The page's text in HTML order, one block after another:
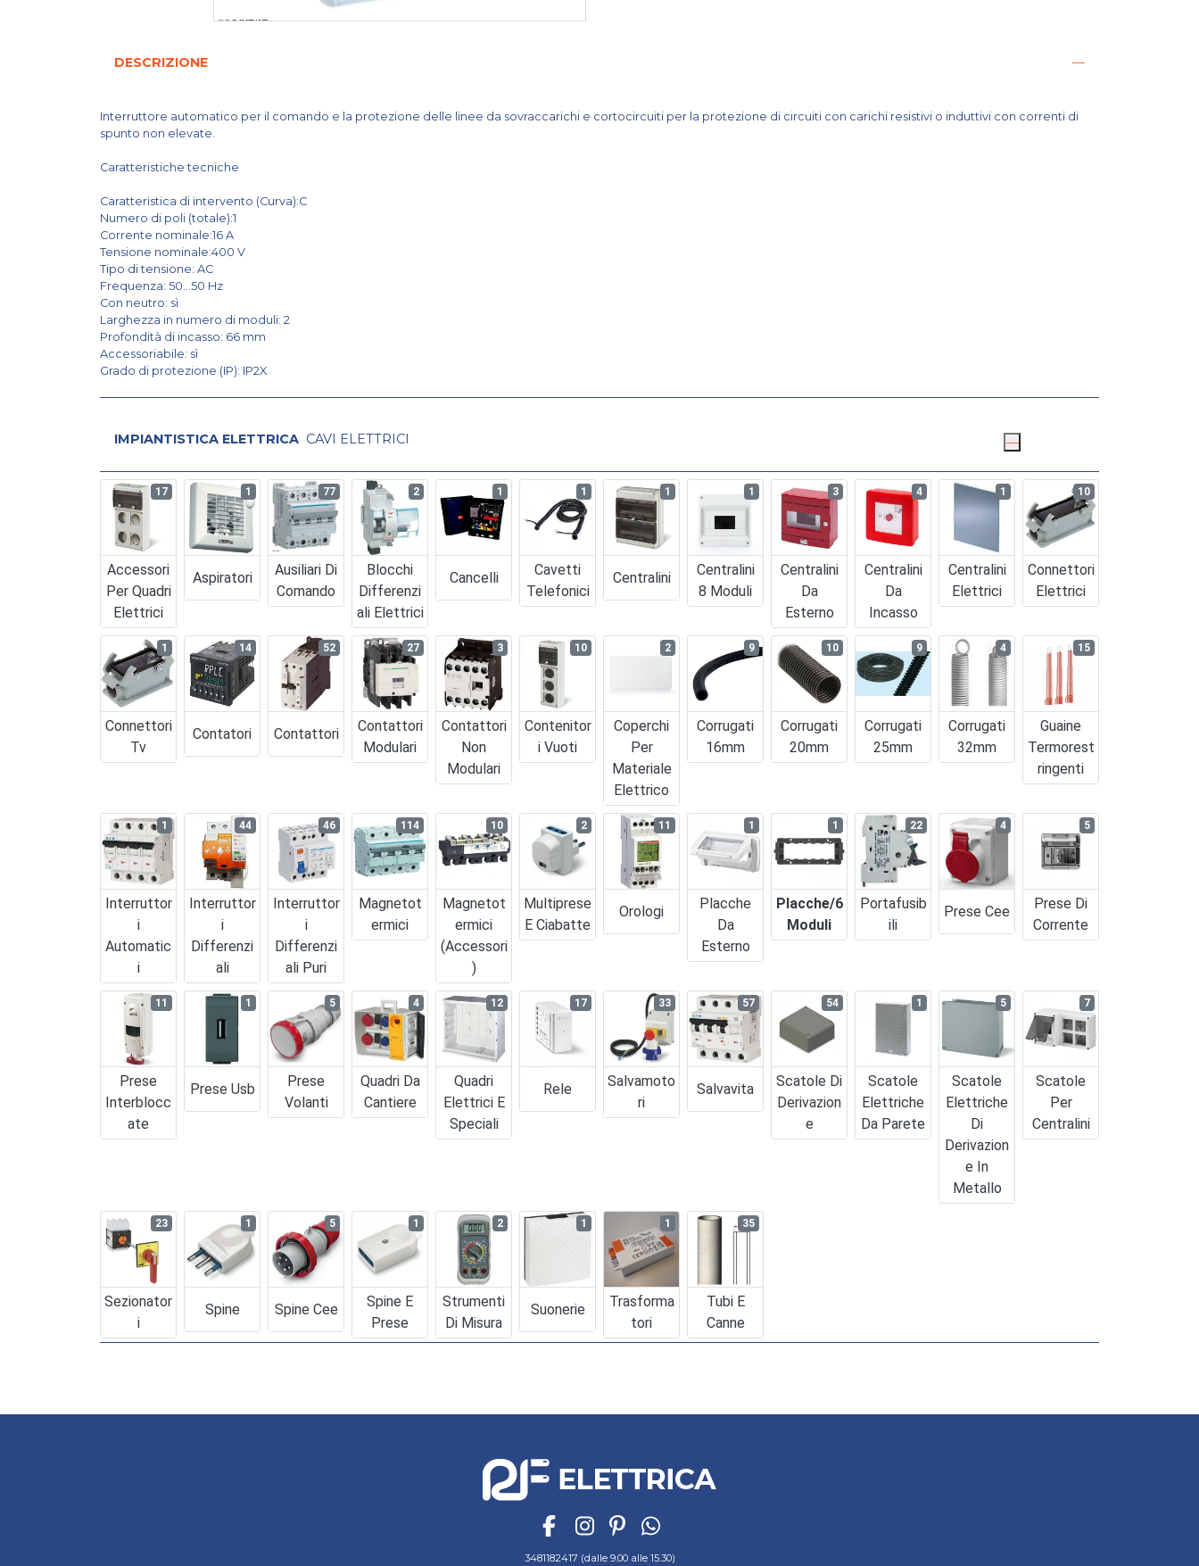
DESCRIZIONE
Interruttore automatico per il comando e la protezione delle linee da sovraccarichi e cortocircuiti per la protezione di circuiti con carichi resistivi o induttivi con correnti di
spunto non elevate.
Caratteristiche tecniche
Caratteristica di intervento (Curva):C
Numero di poli (totale):1
Corrente nominale:16 A
Tensione nominale:400 V
Tipo di tensione: AC
Frequenza: 50...50 Hz
Con neutro: sì
Larghezza in numero di moduli: 2
Profondità di incasso: 66 mm
Accessoriabile: sì
Grado di protezione (IP): IP2X
IMPIANTISTICA ELETTRICA CAVI ELETTRICI
Accessori
Per Quadri
Elettrici
17
Aspiratori
1
Ausiliari Di
Comando
77
Blocchi
Differenzi
Ali Elettrici
2
Cancelli
1
Cavetti
Telefonici
1
Centralini
1
Centralini
8 Moduli
1
Centralini
Da
Esterno
3
Centralini
Da
Incasso
4
Centralini
Elettrici
1
Connettori
Elettrici
10
Connettori
Tv
1
Contatori
14
Contattori
52
Contattori
Modulari
27
Contattori
Non
Modulari
3
Contenitor
I Vuoti
10
Coperchi
Per
Materiale
Elettrico
2
Corrugati
16mm
9
Corrugati
20mm
10
Corrugati
25mm
9
Corrugati
32mm
4
Guaine
Termorest
Ringenti
15
Interruttor
I
Automatic
I
1
Interruttor
I
Differenzi
Ali
44
Interruttor
I
Differenzi
Ali Puri
46
Magnetot
Ermici
114
Magnetot
Ermici
(accessori
)
10
Multiprese
E Ciabatte
2
Orologi
11
Placche
Da
Esterno
1
Placche/6
Moduli
1
Portafusib
Ili
22
Prese Cee
4
Prese Di
Corrente
5
Prese
Interblocc
Ate
11
Prese Usb
1
Prese
Volanti
5
Quadri Da
Cantiere
4
Quadri
Elettrici E
Speciali
12
Rele
17
Salvamoto
Ri
33
Salvavita
57
Scatole Di
Derivazion
E
54
Scatole
Elettriche
Da Parete
1
Scatole
Elettriche
Di
Derivazion
E In
Metallo
5
Scatole
Per
Centralini
7
Sezionator
I
23
Spine
1
Spine Cee
5
Spine E
Prese
1
Strumenti
Di Misura
2
Suonerie
1
Trasforma
Tori
1
Tubi E
Canne
35
3481182417 (dalle 9.00 alle 15.30)